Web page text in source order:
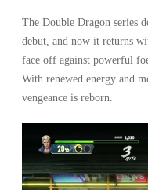
The Double Dragon series
debut, and now it returns
face off against powerful
With renewed energy and
vengeance is reborn.